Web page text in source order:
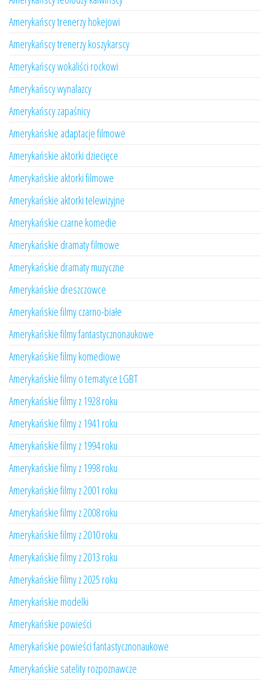
Amerykańscy trenerzy hokejowi
Amerykańscy trenerzy koszykarscy
Amerykańscy wokaliści rockowi
Amerykańscy wynalazcy
Amerykańscy zapaśnicy
Amerykańskie adaptacje filmowe
Amerykańskie aktorki dziecięce
Amerykańskie aktorki filmowe
Amerykańskie aktorki telewizyjne
Amerykańskie czarne komedie
Amerykańskie dramaty filmowe
Amerykańskie dramaty muzyczne
Amerykańskie dreszczowce
Amerykańskie filmy czarno-białe
Amerykańskie filmy fantastycznonaukowe
Amerykańskie filmy komediowe
Amerykańskie filmy o tematyce LGBT
Amerykańskie filmy z 1928 roku
Amerykańskie filmy z 1941 roku
Amerykańskie filmy z 1994 roku
Amerykańskie filmy z 1998 roku
Amerykańskie filmy z 2001 roku
Amerykańskie filmy z 2008 roku
Amerykańskie filmy z 2010 roku
Amerykańskie filmy z 2013 roku
Amerykańskie filmy z 2025 roku
Amerykańskie modelki
Amerykańskie powieści
Amerykańskie powieści fantastycznonaukowe
Amerykańskie satelity rozpoznawcze